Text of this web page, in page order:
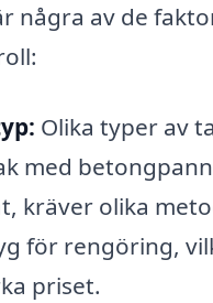
några av de
Olika typer av
med
kräver olika
för rengöring,
priset.